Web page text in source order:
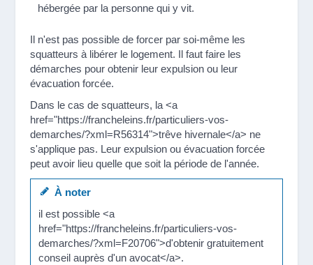
hébergée par la personne qui y vit.
Il n'est pas possible de forcer par soi-même les
squatteurs à libérer le logement. Il faut faire les
démarches pour obtenir leur expulsion ou leur
évacuation forcée.
Dans le cas de squatteurs, la <a
href="https://francheleins.fr/particuliers-vos-
demarches/?xml=R56314">trêve hivernale</a> ne
s'applique pas. Leur expulsion ou évacuation forcée
peut avoir lieu quelle que soit la période de l'année.
À noter
il est possible <a
href="https://francheleins.fr/particuliers-vos-
demarches/?xml=F20706">d'obtenir gratuitement
conseil auprès d'un avocat</a>.